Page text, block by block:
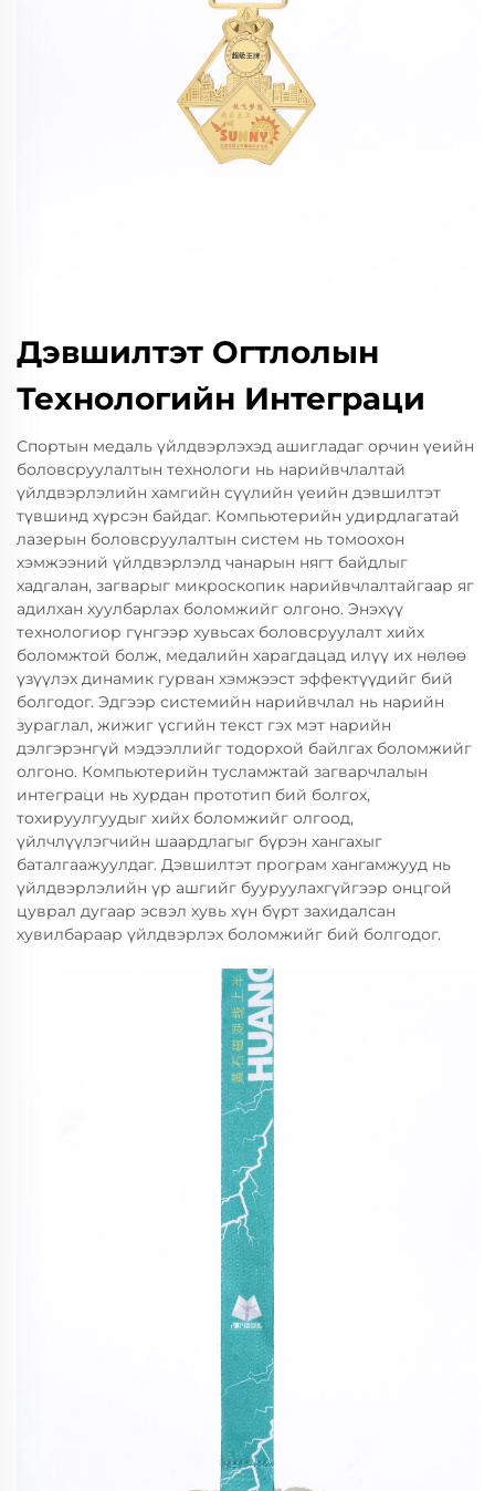
Дэвшилтэт Огтлолын
Технологийн Интеграци
Спортын медаль үйлдвэрлэхэд ашигладаг орчин үеийн
боловсруулалтын технологи нь нарийвчлалтай
үйлдвэрлэлийн хамгийн сүүлийн үеийн дэвшилтэт
түвшинд хүрсэн байдаг. Компьютерийн удирдлагатай
лазерын боловсруулалтын систем нь томоохон
хэмжээний үйлдвэрлэлд чанарын нягт байдлыг
хадгалан, загварыг микроскопик нарийвчлалтайгаар яг
адилхан хуулбарлах боломжийг олгоно. Энэхүү
технологиор гүнгээр хувьсах боловсруулалт хийх
боломжтой болж, медалийн харагдацад илүү их нөлөө
үзүүлэх динамик гурван хэмжээст эффектүүдийг бий
болгодог. Эдгээр системийн нарийвчлал нь нарийн
зураглал, жижиг үсгийн текст гэх мэт нарийн
дэлгэрэнгүй мэдээллийг тодорхой байлгах боломжийг
олгоно. Компьютерийн тусламжтай загварчлалын
интеграци нь хурдан прототип бий болгох,
тохируулгуудыг хийх боломжийг олгоод,
үйлчлүүлэгчийн шаардлагыг бүрэн хангахыг
баталгаажуулдаг. Дэвшилтэт програм хангамжууд нь
үйлдвэрлэлийн үр ашгийг бууруулахгүйгээр онцгой
цуврал дугаар эсвэл хувь хүн бүрт захидалсан
хувилбараар үйлдвэрлэх боломжийг бий болгодог.